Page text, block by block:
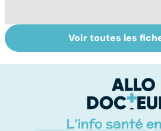
Donner son corps
à la science
La
Voir toutes les